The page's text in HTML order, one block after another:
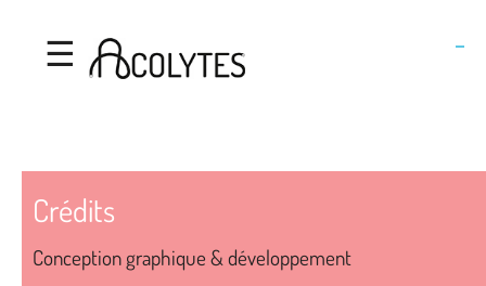
Acolytes
☰
Crédits
Conception graphique & développement